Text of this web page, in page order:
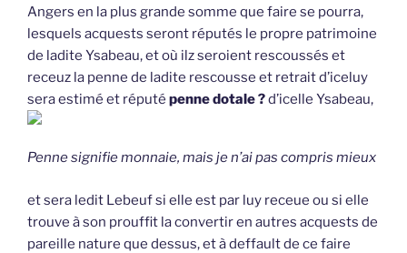
Angers en la plus grande somme que faire se pourra,
lesquels acquests seront réputés le propre patrimoine
de ladite Ysabeau, et où ilz seroient rescoussés et
receuz la penne de ladite rescousse et retrait d’iceluy
sera estimé et réputé penne dotale ?d’icelle Ysabeau,
Penne signifie monnaie, mais je n’ai pas compris mieux
et sera ledit Lebeuf si elle est par luy receue ou si elle
trouve à son prouffit la convertir en autres acquests de
pareille nature que dessus, et à deffault de ce faire